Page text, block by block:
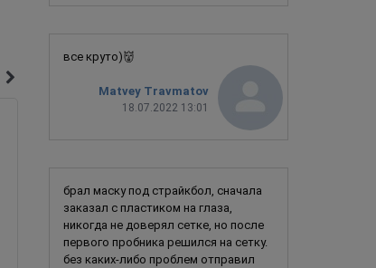
Новинка
Matvey Travmatov
18.07.2022 13:01
все круто)👹
брал маску под страйкбол, сначала
заказал с пластиком на глаза,
никогда не доверял сетке, но после
первого пробника решился на сетку.
без каких-либо проблем отправил